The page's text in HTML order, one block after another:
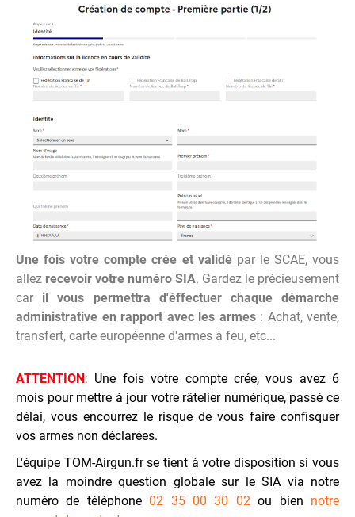
Une fois votre compte crée et validépar le SCAE, vous
allez recevoir votre numéro SIA. Gardez le précieusement
car il vous permettra d'éffectuer chaque démarche
administrative en rapport avec les armes: Achat, vente,
transfert, carte européenne d'armes à feu, etc...
ATTENTION: Une fois votre compte crée, vous avez 6
mois pour mettre à jour votre râtelier numérique, passé ce
délai, vous encourrez le risque de vous faire confisquer
vos armes non déclarées.
L'équipe TOM-Airgun.fr se tient à votre disposition si vous
avez la moindre question globale sur le SIA via notre
numéro de téléphone 02 35 00 30 02 ou bien notre